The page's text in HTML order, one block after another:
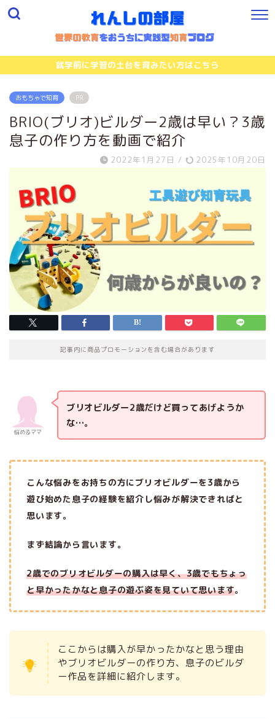
就学前に学習の土台を育みたい方はこちら
おもちゃで知育 PR
BRIO(ブリオ)ビルダー2歳は早い？3歳
息子の作り方を動画で紹介
2022年1月27日 / 2025年10月20日
記事内に商品プロモーションを含む場合があります
悩めるママ
ブリオビルダー2歳だけど買ってあげようか
な…。
こんな悩みをお持ちの方にブリオビルダーを3歳から
遊び始めた息子の経験を紹介し悩みが解決できればと
思います。
まず結論から言います。
2歳でのブリオビルダーの購入は早く、3歳でもちょっ
と早かったかなと息子の遊ぶ姿を見ていて思います。
ここからは購入が早かったかなと思う理由
やブリオビルダーの作り方、息子のビルダ
ー作品を詳細に紹介します。